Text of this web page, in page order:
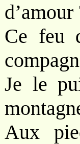
d’amour
Ce feu
Je le
Aux